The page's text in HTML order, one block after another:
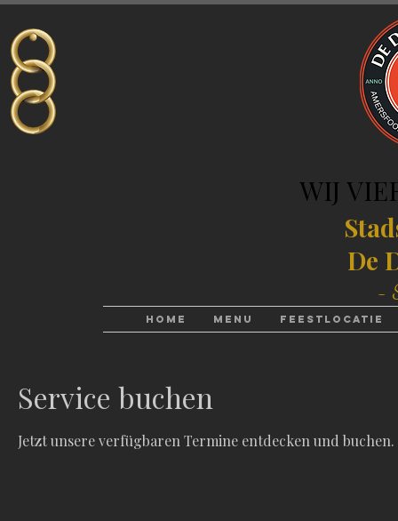
WIJ
WIJ
De
-
Home Menu Feestlocatie
Service buchen
Jetzt unsere verfügbaren Termine entdecken und buchen.